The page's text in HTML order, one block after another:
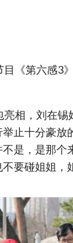
《第六感3
亮相，刘在锡
止十分豪放
是，是那个
要碰姐姐，